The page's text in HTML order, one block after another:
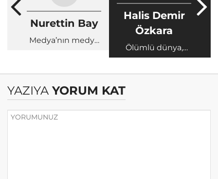
Nurettin Bay
Medya’nın medya
Halis Demir
Özkara
Ölümlü dünya,
ölümsüz Ahmet
YAZIYA YORUM KAT